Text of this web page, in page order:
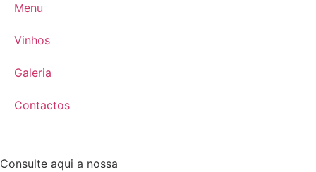
Menu
Vinhos
Galeria
Contactos
Consulte aqui a nossa